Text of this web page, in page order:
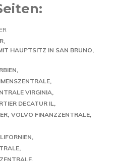
HAUPTSITZ IN SAN BRUNO,
VIRGINIA
DECATUR IL
VOLVO FINANZZENTRALE